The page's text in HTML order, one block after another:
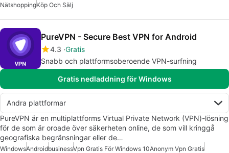
NätshoppingKöp Och Sälj
PureVPN - Secure Best VPN for Android
4.3 Gratis
Snabb och plattformsoberoende VPN-surfning
Gratis nedladdning för Windows
Andra plattformar
PureVPN är en multiplattforms Virtual Private Network (VPN)-lösning
för de som är oroade över säkerheten online, de som vill kringgå
geografiska begränsningar eller de…
WindowsAndroidbusinessVpn Gratis För Windows 10Anonym Vpn Gratis